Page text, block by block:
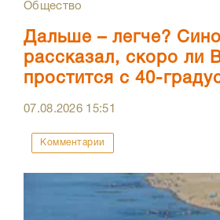
Общество
Дальше – легче?
рассказал, скоро ли
простится с 40-
07.08.2026 15:51
Комментарии